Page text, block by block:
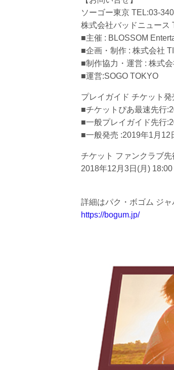
ソーゴー東京 TEL:03-
株式会社バッドニュース
■主催 : BLOSSOM
■企画・制作 : 株式会社
■制作協力・運営 : 株式
■運営:SOGO TOKYO
プレイガイド チケット発
■チケットぴあ最速先行
■一般プレイガイド先行
■一般発売 :2019年1月12
チケット ファンクラブ先
2018年12月3日(月)
詳細はパク・ボゴム ジ
https://bogum.jp/